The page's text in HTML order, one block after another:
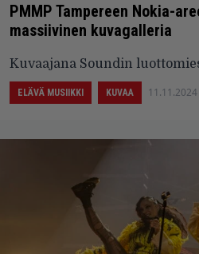
PMMP Tampereen Nokia-
massiivinen kuvagalleria
Kuvaajana Soundin
ELÄVÄ MUSIIKKI KUVAA